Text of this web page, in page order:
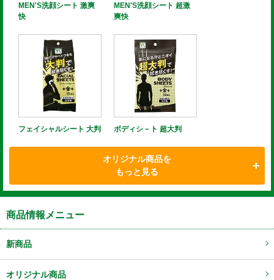
MEN'S洗顔シート 激爽
快
MEN'S洗顔シート 超激
爽快
フェイシャルシート 大判 ボディシ－ト 超大判
オリジナル商品を
もっと見る
商品情報メニュー
新商品
オリジナル商品